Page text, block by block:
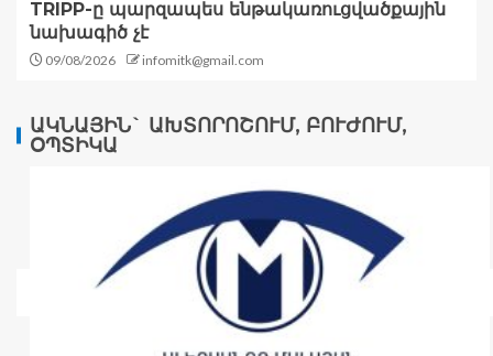
TRIPP-ը պարզապես ենթակառուցվածքային
նախագիծ չէ
09/08/2026 infomitk@gmail.com
ԱԿՆԱՅԻՆ` ԱԽՏՈՐՈՇՈՒՄ, ԲՈՒԺՈՒՄ,
ՕՊՏԻԿԱ